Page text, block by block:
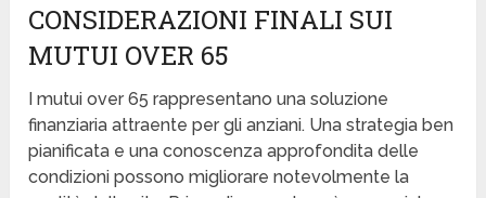
CONSIDERAZIONI FINALI SUI
MUTUI OVER 65
I mutui over 65 rappresentano una soluzione
finanziaria attraente per gli anziani. Una strategia ben
pianificata e una conoscenza approfondita delle
condizioni possono migliorare notevolmente la